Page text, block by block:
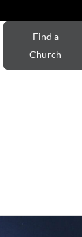
Find a
Church